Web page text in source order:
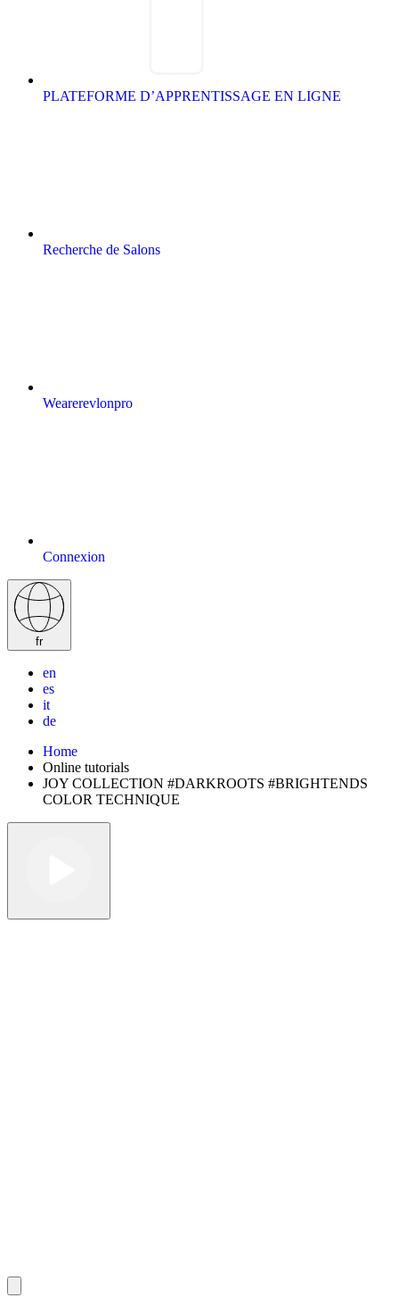
PLATEFORME D’APPRENTISSAGE EN LIGNE
Recherche de Salons
Wearerevlonpro
Connexion
fr
en
es
it
de
Home
Online tutorials
JOY COLLECTION #DARKROOTS #BRIGHTENDS
COLOR TECHNIQUE